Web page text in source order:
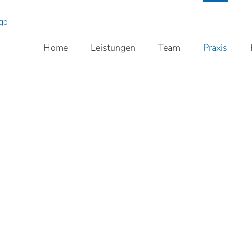
Home Leistungen Team Praxis